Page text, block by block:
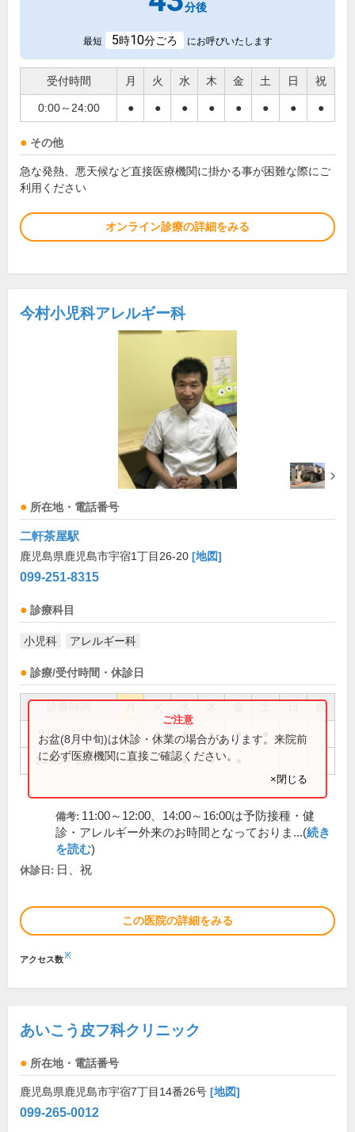
分後
最短 5時10分ごろ にお呼びいたします
受付時間 月 火 水 木 金 土 日 祝
0:00～24:00 ● ● ● ● ● ● ● ●
その他
急な発熱、悪天候など直接医療機関に掛かる事が困難な際にご
利用ください
オンライン診療の詳細をみる
今村小児科アレルギー科
所在地・電話番号
二軒茶屋駅
鹿児島県鹿児島市宇宿1丁目26-20 [地図]
099-251-8315
診療科目
小児科 アレルギー科
診療/受付時間・休診日
祝
9:00～12:00 ● ● ● ● ●
14:00～18:00 ● ● ●
お盆(8月中旬)は休診・休業の場合があります。来院前
に必ず医療機関に直接ご確認ください。
×閉じる
備考: 11:00～12:00、14:00～16:00は予防接種・健
診・アレルギー外来のお時間となっておりま...(続き
を読む)
休診日: 日、祝
この医院の詳細をみる
アクセス数※
あいこう皮フ科クリニック
所在地・電話番号
鹿児島県鹿児島市宇宿7丁目14番26号 [地図]
099-265-0012